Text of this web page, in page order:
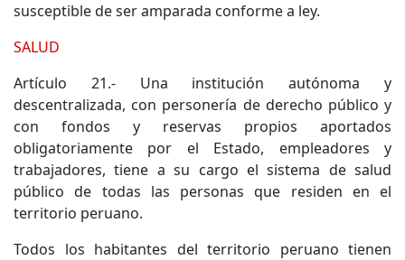
susceptible de ser amparada conforme a ley.
SALUD
Artículo 21.- Una institución autónoma y
descentralizada, con personería de derecho público y
con fondos y reservas propios aportados
obligatoriamente por el Estado, empleadores y
trabajadores, tiene a su cargo el sistema de salud
público de todas las personas que residen en el
territorio peruano.
Todos los habitantes del territorio peruano tienen